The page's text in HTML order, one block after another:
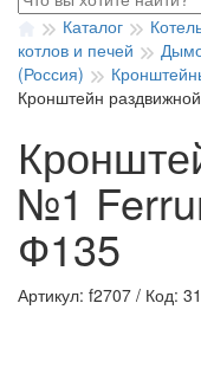
Каталог
котлов и печей
(Россия)
Кронштейн
№1
Ф135
Артикул: f2707 / Код: